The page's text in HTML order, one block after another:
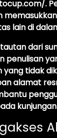
.
lain di
dari
penulisan
tidak
alamat